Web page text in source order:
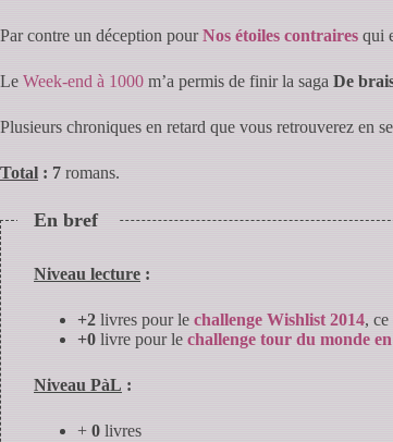
Par contre un déception pourNos étoiles contraires qui
Le Week-end à 1000 m’a permis de finir la saga De
Plusieurs chroniques en retard que vous retrouverez en
Total : 7 romans.
En bref
Niveau lecture :
+2 livres pour le challenge Wishlist 2014,
+0 livre pour le challenge tour du monde
Niveau PàL :
+ 0 livres